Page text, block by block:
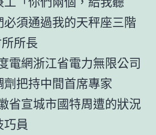
須通過我的天秤座三階
所長
網浙江省電力無限公司
把持中間首席專家
宣城市國特周遭的狀況
員